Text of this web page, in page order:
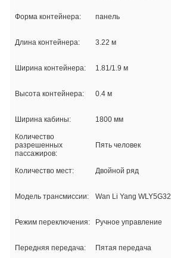
Форма контейнера: панель
Длина контейнера: 3.22 м
Ширина контейнера: 1.81/1.9 м
Высота контейнера: 0.4 м
Ширина кабины: 1800 мм
Количество
разрешенных
пассажиров:
Пять человек
Количество мест: Двойной ряд
Модель трансмиссии: Wan Li Yang WLY5G32
Режим переключения: Ручное управление
Передняя передача: Пятая передача